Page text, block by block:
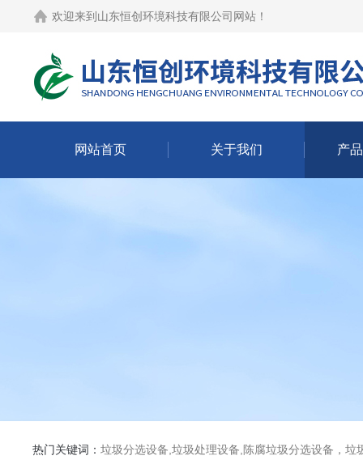
欢迎来到 山东恒创环境科技有限公司网站 ！
网站首页 关于我们 产
热门关键词： 垃圾分选设备,垃圾处理设备,陈腐垃圾分选设备，垃